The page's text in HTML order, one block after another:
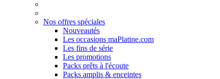
Nos offres spéciales
Nouveautés
Les occasions maPlatine.com
Les fins de série
Les promotions
Packs prêts à l'écoute
Packs amplis & enceintes